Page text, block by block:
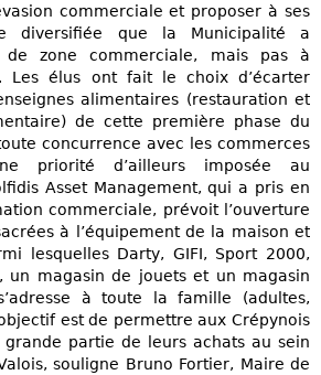
commerciale et proposer à ses
diversifiée que la Municipalité a
zone commerciale, mais pas à
Les élus ont fait le choix d’écarter
alimentaires (restauration et
de cette première phase du
concurrence avec les commerces
priorité d’ailleurs imposée au
Asset Management, qui a pris en
commerciale, prévoit l’ouverture
à l’équipement de la maison et
lesquelles Darty, GIFI, Sport 2000,
un magasin de jouets et un magasin
à toute la famille (adultes,
est de permettre aux Crépynois
grande partie de leurs achats au sein
souligne Bruno Fortier, Maire de